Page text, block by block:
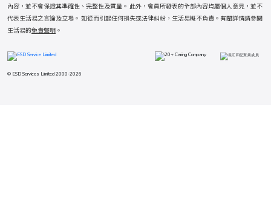
內容，並不會保證其準確性、完整性及質量。 此外，會員所發表的全部內容均屬個人意見，並不
代表生活易之言論及立場。 如從而引起任何損失或法律糾紛，生活易概不負責。有關詳情請參閱
生活易的免責聲明 。
© ESD Services Limited 2000-2026